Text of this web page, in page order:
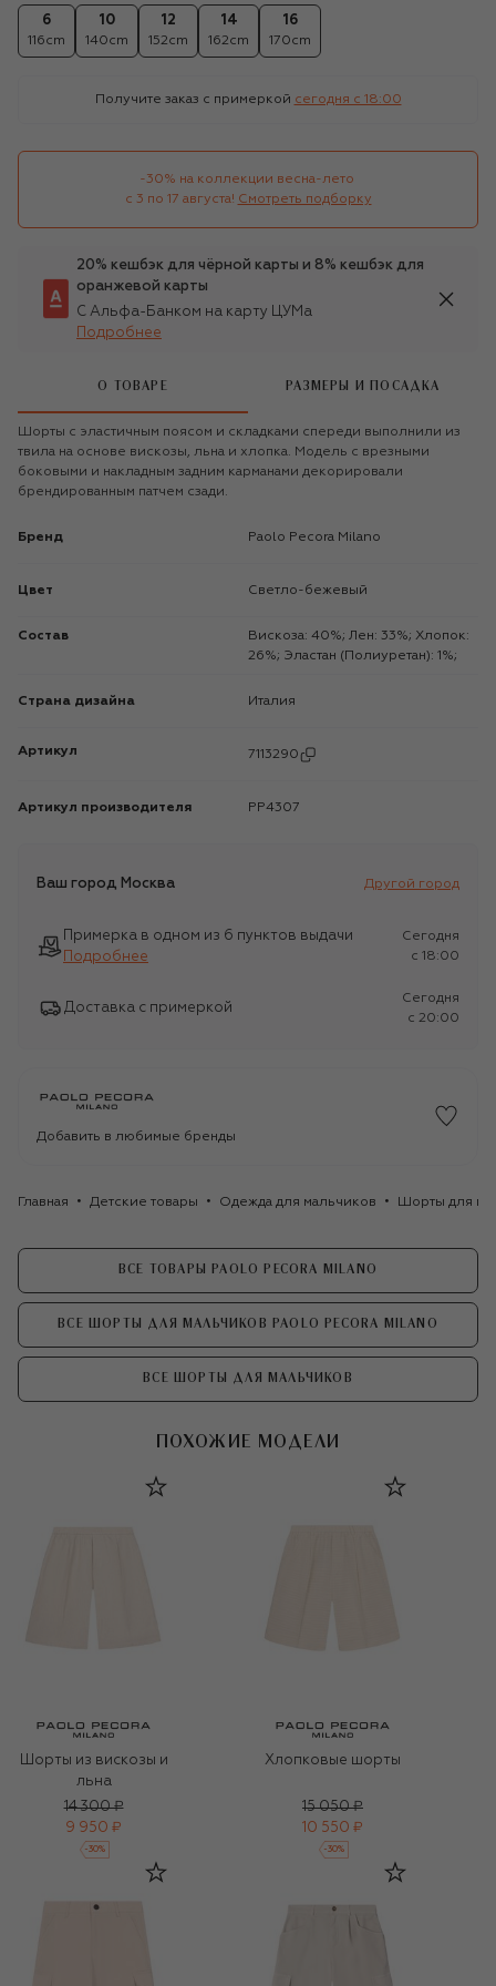
6
116cm
10
140cm
12
152cm
14
162cm
16
170cm
Получите заказ с примеркой сегодня c 18:00
-30% на коллекции весна-лето
с 3 по 17 августа! Смотреть подборку
20% кешбэк для чёрной карты и 8% кешбэк для
оранжевой карты
С Альфа-Банком на карту ЦУМа
Подробнее
О ТОВАРЕ РАЗМЕРЫ И ПОСАДКА
Шорты с эластичным поясом и складками спереди выполнили из
твила на основе вискозы, льна и хлопка. Модель с врезными
боковыми и накладным задним карманами декорировали
брендированным патчем сзади.
Бренд Paolo Pecora Milano
Цвет Светло-бежевый
Состав
Вискоза: 40%; Лен: 33%; Хлопок:
26%; Эластан (Полиуретан): 1%;
Страна дизайна Италия
Артикул 7113290
Артикул производителя PP4307
Ваш город Москва Другой город
Примерка в одном из 6 пунктов выдачи
Подробнее
Сегодня
c 18:00
Доставка с примеркой
Сегодня
c 20:00
Добавить в любимые бренды
Главная Детские товары Одежда для мальчиков Шорты для
ВСЕ ТОВАРЫ PAOLO PECORA MILANO
ВСЕ ШОРТЫ ДЛЯ МАЛЬЧИКОВ PAOLO PECORA MILANO
ВСЕ ШОРТЫ ДЛЯ МАЛЬЧИКОВ
ПОХОЖИЕ МОДЕЛИ
Шорты из вискозы и
льна
14 300 ₽
9 950 ₽
-30%
Хлопковые шорты
15 050 ₽
10 550 ₽
-30%